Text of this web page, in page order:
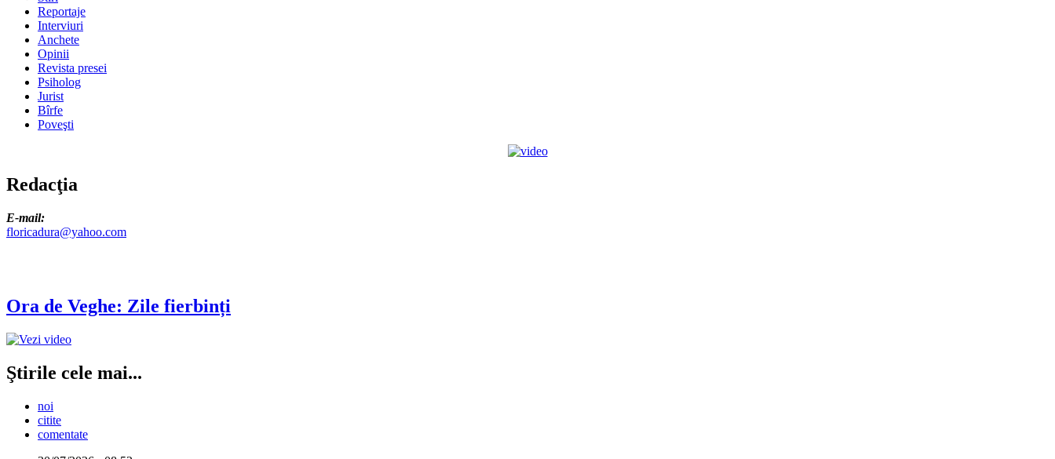
Reportaje
Interviuri
Anchete
Opinii
Revista presei
Psiholog
Jurist
Bîrfe
Poveşti
Redacţia
E-mail:
floricadura@yahoo.com
Ora de Veghe: Zile fierbinți
Ştirile cele mai...
noi
citite
comentate